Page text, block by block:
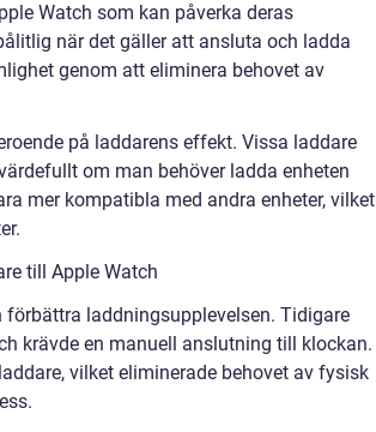
Watch som kan påverka deras
när det gäller att ansluta och ladda
genom att eliminera behovet av
på laddarens effekt. Vissa laddare
om man behöver ladda enheten
mer kompatibla med andra enheter, vilket
till Apple Watch
laddningsupplevelsen. Tidigare
krävde en manuell anslutning till klockan.
vilket eliminerade behovet av fysisk